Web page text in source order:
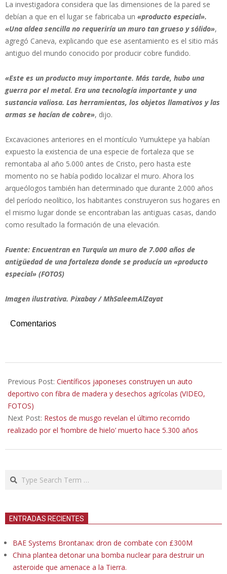
La investigadora considera que las dimensiones de la pared se
debían a que en el lugar se fabricaba un «producto especial».
«Una aldea sencilla no requeriría un muro tan grueso y sólido»,
agregó Caneva, explicando que ese asentamiento es el sitio más
antiguo del mundo conocido por producir cobre fundido.
«Este es un producto muy importante. Más tarde, hubo una
guerra por el metal. Era una tecnología importante y una
sustancia valiosa. Las herramientas, los objetos llamativos y las
armas se hacían de cobre», dijo.
Excavaciones anteriores en el montículo Yumuktepe ya habían
expuesto la existencia de una especie de fortaleza que se
remontaba al año 5.000 antes de Cristo, pero hasta este
momento no se había podido localizar el muro. Ahora los
arqueólogos también han determinado que durante 2.000 años
del período neolítico, los habitantes construyeron sus hogares en
el mismo lugar donde se encontraban las antiguas casas, dando
como resultado la formación de una elevación.
Fuente: Encuentran en Turquía un muro de 7.000 años de
antigüedad de una fortaleza donde se producía un «producto
especial» (FOTOS)
Imagen ilustrativa. Pixabay / MhSaleemAlZayat
Comentarios
10-
31
Previous Post: Científicos japoneses construyen un auto
deportivo con fibra de madera y desechos agrícolas (VIDEO,
FOTOS)
Next Post: Restos de musgo revelan el último recorrido
realizado por el ‘hombre de hielo’ muerto hace 5.300 años
Search
ENTRADAS RECIENTES
BAE Systems Brontanax: dron de combate con £300M
China plantea detonar una bomba nuclear para destruir un
asteroide que amenace a la Tierra.